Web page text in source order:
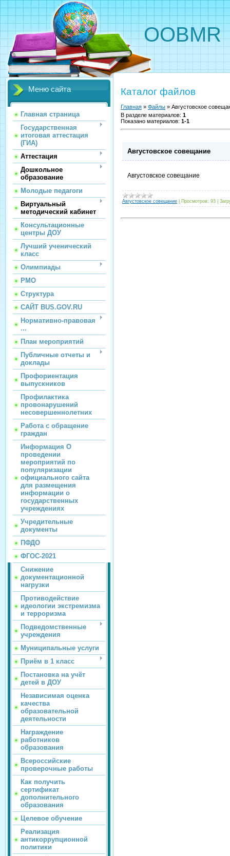
OOBMR
Меню сайта
Главная страница
Государственная
итоговая аттестация
(ГИА)
Аттестация
Дошкольное
образование
Молодые педагоги
Виртуальный
методический кабинет
Консультационные
центры ДОУ
Лучший ученический
класс
Олимпиады
РМО
Структура
САЙТ BUS.GOV.RU
Нормативно-правовая
...
План мероприятий
Публичные отчеты и
доклады
Профориентация
выпускников
Профилактика
провонарушений
несовершеннолетних
Работа с обращение
граждан
Информация О
проведении
мероприятий по
популяризации
официального сайта
для размещения
информации о
государственных
учреждениях
Учредительные
документы
ПФДО
ФГОС-2021
Снижение
документационной
нагрузки
Противодействие
идеологии экстремизма
и терроризма
Подведомственные
учреждения
Муниципальные услуги
Приём в 1 класс
Постановка на учёт
детей в ДОУ
Независимая оценка
качества
образовательной
деятельности
Награждение
работников
образования
Всероссийские
проверочные работы
Как получить
сертификат
дополнительного
образования
Целевое обучение
Реализация
антикоррупционной
политики
Каталог файлов
Главная » Файлы » Августовское
В разделе материалов: 1
Показано материалов: 1-1
Августовское совещание
Августовское совещание
Августовское совещание Просмотров: 93